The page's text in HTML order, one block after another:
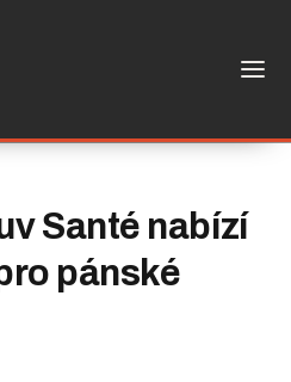
Santé nabízí
pánské